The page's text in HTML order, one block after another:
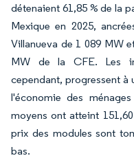
détenaient 61,85 % de la
Mexique en 2025,
Villanueva de 1 089 MW
MW de la CFE. Les
cependant, progressent à
l'économie des
moyens ont atteint
prix des modules sont
bas.